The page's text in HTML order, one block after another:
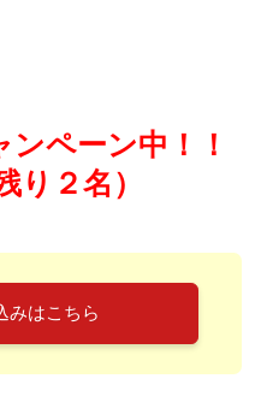
ペーン中！！
り２名）
みはこちら